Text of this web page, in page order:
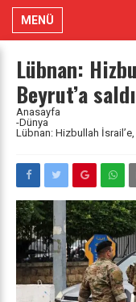
MENÜ
Lübnan:
Beyrut’a
Anasayfa
-Dünya
Lübnan: Hizbullah